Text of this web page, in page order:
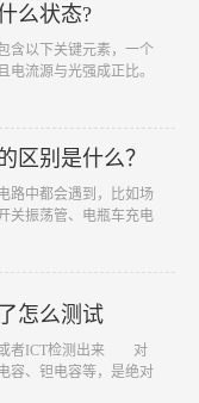
么状态?
含以下关键元素，一个
电流源与光强成正比。
区别是什么？
路中都会遇到，比如场
关振荡管、电瓶车充电
怎么测试
或者ICT检测出来 对
容、钽电容等，是绝对